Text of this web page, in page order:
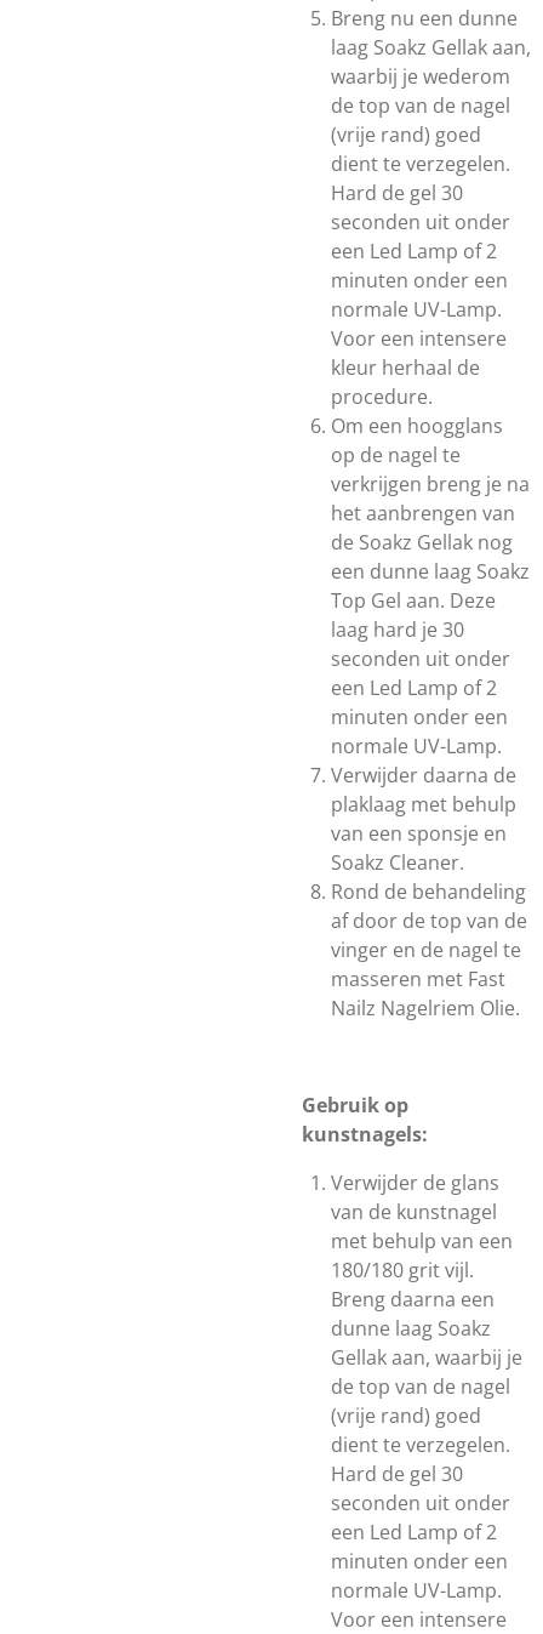
Breng nu een dunne
laag Soakz Gellak aan,
waarbij je wederom
de top van de nagel
(vrije rand) goed
dient te verzegelen.
Hard de gel 30
seconden uit onder
een Led Lamp of 2
minuten onder een
normale UV-Lamp.
Voor een intensere
kleur herhaal de
procedure.
Om een hoogglans
op de nagel te
verkrijgen breng je na
het aanbrengen van
de Soakz Gellak nog
een dunne laag Soakz
Top Gel aan. Deze
laag hard je 30
seconden uit onder
een Led Lamp of 2
minuten onder een
normale UV-Lamp.
Verwijder daarna de
plaklaag met behulp
van een sponsje en
Soakz Cleaner.
Rond de behandeling
af door de top van de
vinger en de nagel te
masseren met Fast
Nailz Nagelriem Olie.
Gebruik op
kunstnagels:
Verwijder de glans
van de kunstnagel
met behulp van een
180/180 grit vijl.
Breng daarna een
dunne laag Soakz
Gellak aan, waarbij je
de top van de nagel
(vrije rand) goed
dient te verzegelen.
Hard de gel 30
seconden uit onder
een Led Lamp of 2
minuten onder een
normale UV-Lamp.
Voor een intensere